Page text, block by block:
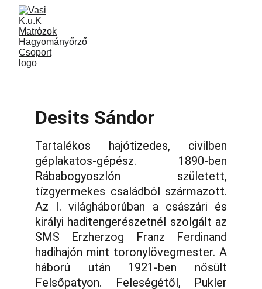
Desits Sándor
Tartalékos hajótizedes, civilben
géplakatos-gépész. 1890-ben
Rábabogyoszlón született,
tízgyermekes családból származott.
Az I. világháborúban a császári és
királyi haditengerészetnél szolgált az
SMS Erzherzog Franz Ferdinand
hadihajón mint toronylövegmester. A
háború után 1921-ben nősült
Felsőpatyon. Feleségétől, Pukler